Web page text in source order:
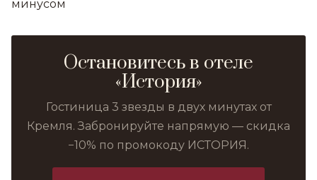
минусом
Остановитесь в отеле
«История»
Гостиница 3 звезды в двух минутах от
Кремля. Забронируйте напрямую — скидка
−10% по промокоду ИСТОРИЯ.